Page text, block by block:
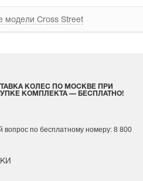
модели Cross Street
КОЛЕС ПО МОСКВЕ ПРИ
КОМПЛЕКТА — БЕСПЛАТНО!
вопрос по бесплатному номеру: 8 800